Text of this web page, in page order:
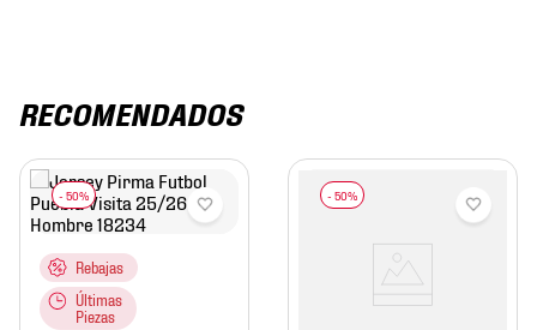
RECOMENDADOS
Rebajas
Últimas
Piezas